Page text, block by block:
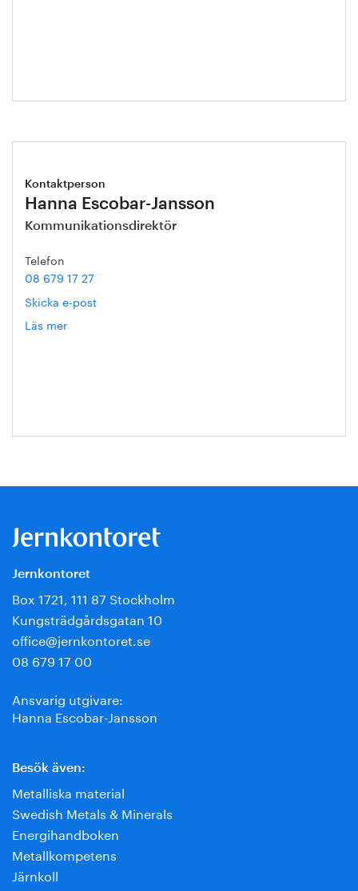
Kontaktperson
Hanna Escobar-Jansson
Kommunikationsdirektör
Telefon
08 679 17 27
Skicka e-post
Läs mer
Jernkontoret
Box 1721, 111 87 Stockholm
Kungsträdgårdsgatan 10
office@jernkontoret.se
08 679 17 00
Ansvarig utgivare:
Hanna Escobar-Jansson
Besök även:
Metalliska material
Swedish Metals & Minerals
Energihandboken
Metallkompetens
Järnkoll